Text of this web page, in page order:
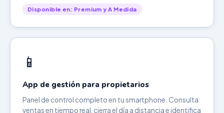
Disponible en: Premium y A Medida
📱
App de gestión para propietarios
Panel de control completo en tu smartphone. Consulta
ventas en tiempo real, cierra el día a distancia e identifica